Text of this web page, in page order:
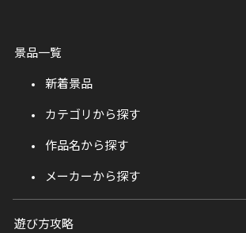
景品一覧
新着景品
カテゴリから探す
作品名から探す
メーカーから探す
遊び方攻略